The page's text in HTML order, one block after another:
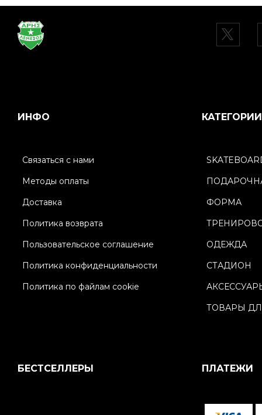
ИНФО
Связаться с нами
Методы оплаты
Доставка
Политика возврата
Пользовательское соглашение
Политика конфиденциальности
Политика по файлам cookie
КАТЕГОРИИ
ФОРМА
ОДЕЖДА
СТАДИОН
ТОВАРЫ
БЕСТСЕЛЛЕРЫ ПЛАТЕЖИ